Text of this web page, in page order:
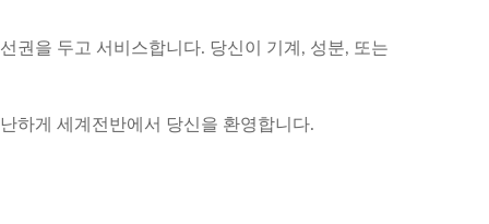
권을 두고 서비스합니다. 당신이 기계, 성분, 또는
하게 세계전반에서 당신을 환영합니다.